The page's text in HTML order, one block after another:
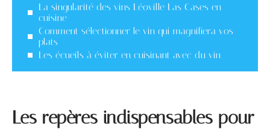
La singularité des vins Léoville Las Cases en
cuisine
Comment sélectionner le vin qui magnifiera vos
plats
Les écueils à éviter en cuisinant avec du vin
Les repères indispensables pour